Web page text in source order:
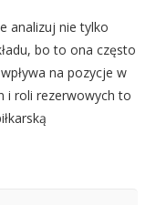
analizuj nie tylko
bo to ona często
na pozycje w
i roli rezerwowych to